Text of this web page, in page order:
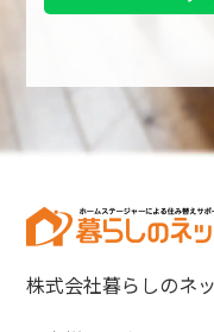
株式会社暮らしのネ